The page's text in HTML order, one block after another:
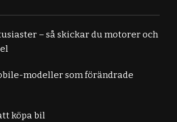
– så skickar du motorer och
modeller som förändrade
köpa bil